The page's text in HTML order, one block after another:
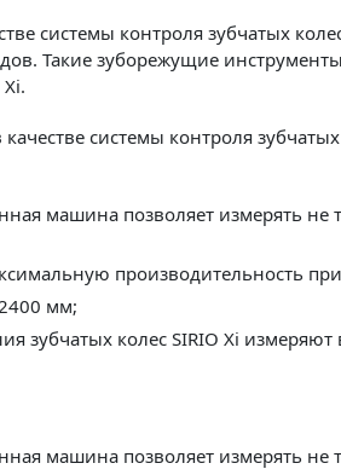
системы контроля зубчатых
Такие зуборежущие
системы контроля
машина позволяет измерять не
производительность
мм;
зубчатых колес SIRIO Xi
машина позволяет измерять не